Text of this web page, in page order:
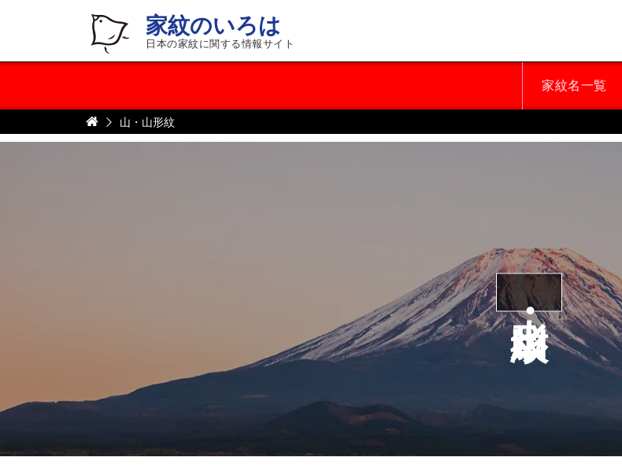
家紋のいろは
日本の家紋に関する情報サイト
家紋名一覧
山・山形紋
山・山形紋